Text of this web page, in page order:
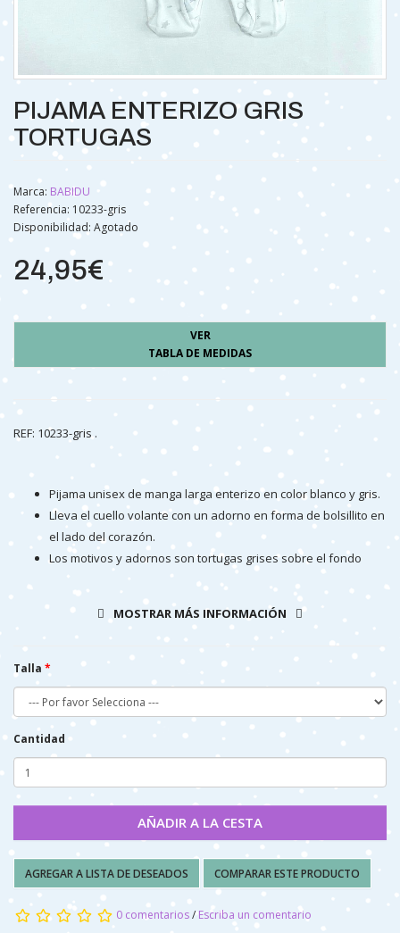
PIJAMA ENTERIZO GRIS
TORTUGAS
Marca: BABIDU
Referencia: 10233-gris
Disponibilidad: Agotado
24,95€
VER
TABLA DE MEDIDAS
REF: 10233-gris .
Pijama unisex de manga larga enterizo en color blanco y gris.
Lleva el cuello volante con un adorno en forma de bolsillito en
el lado del corazón.
Los motivos y adornos son tortugas grises sobre el fondo
MOSTRAR MÁS INFORMACIÓN
Talla
Cantidad
AÑADIR A LA CESTA
AGREGAR A LISTA DE DESEADOS COMPARAR ESTE PRODUCTO
0 comentarios/Escriba un comentario